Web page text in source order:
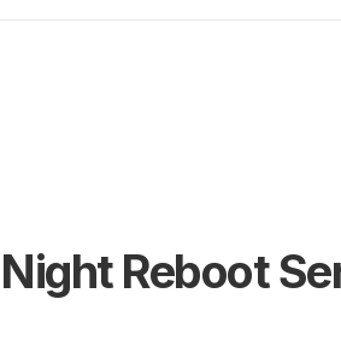
Reboot